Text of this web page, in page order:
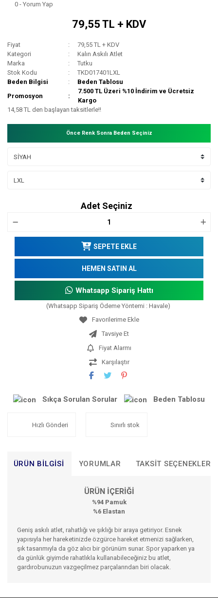
0 - Yorum Yap
79,55 TL + KDV
Fiyat
79,55 TL + KDV
Kategori
Kalın Askılı Atlet
Marka
Tutku
Stok Kodu
TKD017401LXL
Beden Bilgisi
Beden Tablosu
Promosyon
7.500 TL Üzeri %10 İndirim ve Ücretsiz
Kargo
14,58 TL den başlayan taksitlerle!!
Önce Renk Sonra Beden Seçiniz
Adet Seçiniz
SEPETE EKLE
HEMEN SATIN AL
Whatsapp Sipariş Hattı
(Whatsapp Sipariş Ödeme Yöntemi : Havale)
Tavsiye Et
Fiyat Alarmı
Karşılaştır
Sıkça Sorulan Sorular Beden Tablosu
Hızlı Gönderi Sınırlı stok
ÜRÜN BILGISI YORUMLAR TAKSIT SEÇENEKLERI
ÜRÜN İÇERİĞİ
%94 Pamuk
%6 Elastan
Geniş askılı atlet, rahatlığı ve şıklığı bir araya getiriyor. Esnek
yapısıyla her hareketinizde özgürce hareket etmenizi sağlarken,
şık tasarımıyla da göz alıcı bir görünüm sunar. Spor yaparken ya
da günlük giyimde rahatlıkla kullanabileceğiniz bu atlet,
gardırobunuzun vazgeçilmez parçalarından biri olacak.